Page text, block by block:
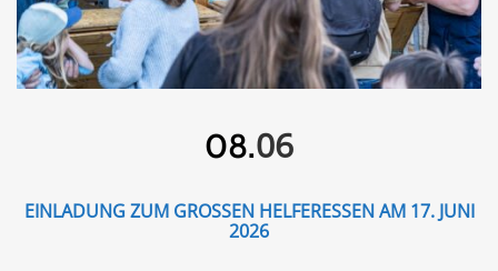
08.06
EINLADUNG ZUM GROSSEN HELFERESSEN AM 17. JUNI 2
026